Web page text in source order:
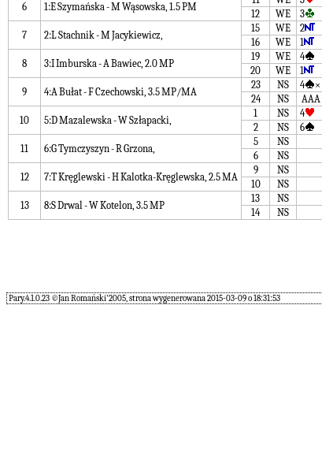
6 1:E Szymańska - M Wąsowska, 1.5 PM
12 WE 3
7 2:L Stachnik - M Jacykiewicz,
15 WE 2
16 WE 1
8 3:I Imburska - A Bawiec, 2.0 MP
19 WE 4
20 WE 1
9 4:A Bułat - F Czechowski, 3.5 MP/MA
23 NS 4 ×
24 NS AAA
10 5:D Mazalewska - W Szłapacki,
1 NS 4
2 NS 6
11 6:G Tymczyszyn - R Grzona,
5 NS
6 NS
12 7:T Kręglewski - H Kalotka-Kręglewska, 2.5 MA
9 NS
10 NS
13 8:S Drwal - W Kotelon, 3.5 MP
13 NS
14 NS
Pary.4.1.0.23 ©Jan Romański'2005, strona wygenerowana 2015-03-09 o 18:31:53